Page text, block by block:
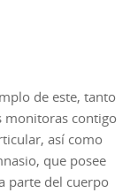
de este, tanto
monitoras contigo
así como
que posee
parte del cuerpo